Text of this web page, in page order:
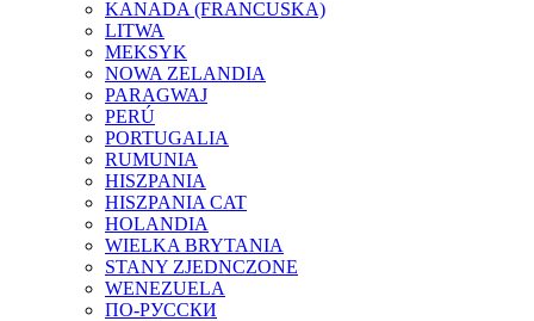
KANADA (FRANCUSKA)
LITWA
MEKSYK
NOWA ZELANDIA
PARAGWAJ
PERÚ
PORTUGALIA
RUMUNIA
HISZPANIA
HISZPANIA CAT
HOLANDIA
WIELKA BRYTANIA
STANY ZJEDNCZONE
WENEZUELA
ПО-РУССКИ